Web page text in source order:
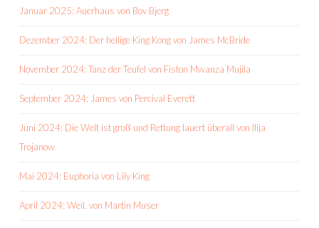
Januar 2025: Auerhaus von Bov Bjerg
Dezember 2024: Der heilige King Kong von James McBride
November 2024: Tanz der Teufel von Fiston Mwanza Mujila
September 2024: James von Percival Everett
Juni 2024: Die Welt ist groß und Rettung lauert überall von Ilija
Trojanow
Mai 2024: Euphoria von Lily King
April 2024: Weil. von Martin Muser